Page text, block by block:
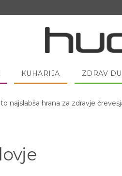
KUHARIJA ZDRAV
najslabša hrana za zdravje